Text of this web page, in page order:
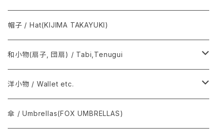
巾着(信玄袋) / INDEN
須浪亨商店 / いかご・びんかご
SOSAKUBAG
Graphpaper / グラフペーパー
BATONER
Y. & SONS
COMOLI / コモリ
Graphpaper / グラフペーパー
T.T / ティーティー
帽子 / Hat(KIJIMA TAKAYUKI)
和小物(扇子, 団扇) / Tabi,Tenugui
手拭 / Tenugui
扇子, 団扇 / Folding fan
洋小物 / Wallet etc.
COMME des GARÇONS
傘 / Umbrellas(FOX UMBRELLAS)